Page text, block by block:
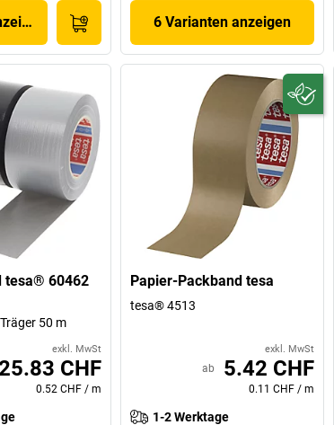
6 Varianten anzeigen
tesa® 60462
50 m
exkl. MwSt
25.83 CHF
0.52 CHF / m
Papier-Packband tesa
tesa® 4513
exkl. MwSt
ab 5.42 CHF
0.11 CHF /m
1-2 Werktage